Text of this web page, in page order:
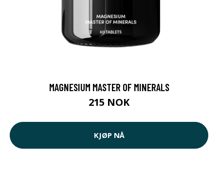
MAGNESIUM MASTER OF MINERALS
215 NOK
KJØP NÅ